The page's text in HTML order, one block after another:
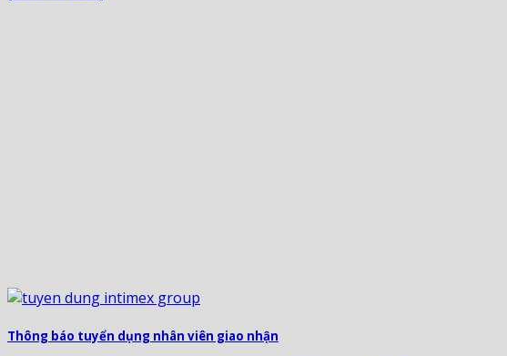
Thông báo tuyển dụng nhân viên giao nhận